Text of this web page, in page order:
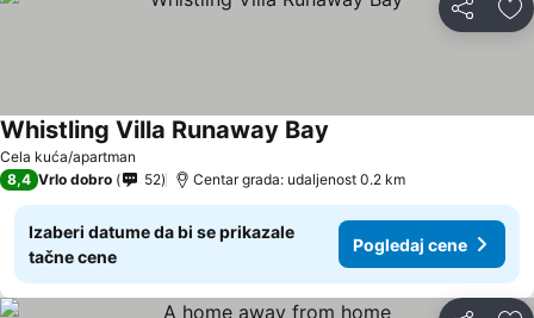
Deli
Cela kuća/apartman
Whistling Villa Runaway Bay
8,4 Vrlo dobro 52 Centar grada: udaljenost 0.2 km
Izaberi datume da bi se prikazale
tačne cene
Pogledaj cene